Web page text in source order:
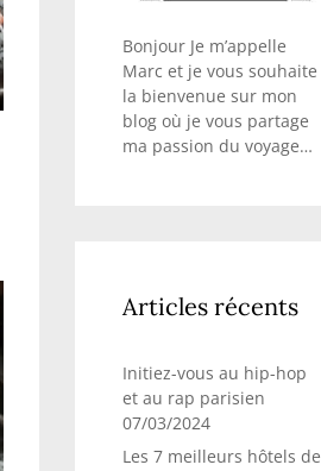
Bonjour Je m’appelle
Marc et je vous souhaite
la bienvenue sur mon
blog où je vous partage
ma passion du voyage…
Articles récents
Initiez-vous au hip-hop
et au rap parisien
07/03/2024
Les 7 meilleurs hôtels de